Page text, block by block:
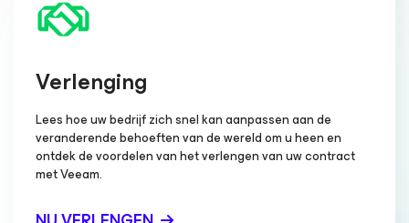
Verlenging
Lees hoe uw bedrijf zich snel kan aanpassen aan de
veranderende behoeften van de wereld om u heen en
ontdek de voordelen van het verlengen van uw contract
met Veeam.